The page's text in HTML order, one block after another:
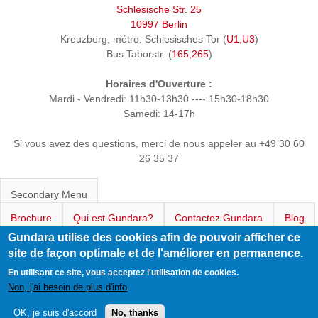
Schlesische Str. 25
10997 Berlin
Kreuzberg, métro: Schlesisches Tor (U1,U3)
Bus Taborstr. (165,265)
Horaires d'Ouverture :
Mardi - Vendredi: 11h30-13h30 ---- 15h30-18h30
Samedi: 14-17h
Si vous avez des questions, merci de nous appeler au +49 30 60
26 35 37
Secondary Menu
Brochure Qui est Gundara? Contactez Gundara Blog
CGV Paiement et Envoi Confidentialité
Droit de rétractation Informations Légales
Gundara utilise des cookies afin de pouvoir afficher ce
site de façon optimale et de l'améliorer en permanence.
En utilisant ce site, vous acceptez l'utilisation de cookies.
Non, j'ai besoin de plus d'info
OK, je suis d'accord No, thanks